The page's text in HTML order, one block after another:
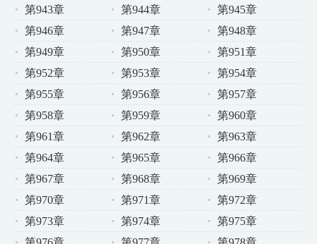
第943章
第944章
第945章
第946章
第947章
第948章
第949章
第950章
第951章
第952章
第953章
第954章
第955章
第956章
第957章
第958章
第959章
第960章
第961章
第962章
第963章
第964章
第965章
第966章
第967章
第968章
第969章
第970章
第971章
第972章
第973章
第974章
第975章